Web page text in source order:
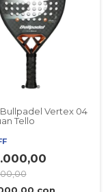
Vertex 04
Tello
con